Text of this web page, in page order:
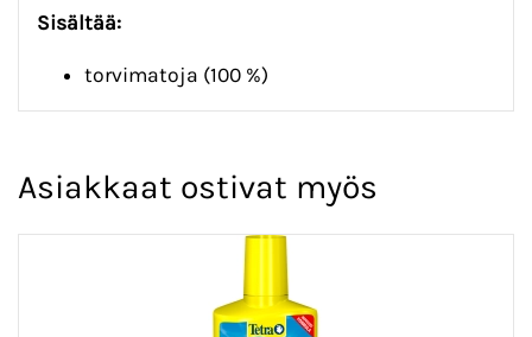
Sisältää:
torvimatoja (100 %)
Asiakkaat ostivat myös